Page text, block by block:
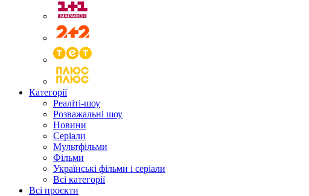
Категорії
Реаліті-шоу
Розважальні шоу
Новини
Серіали
Мультфільми
Фільми
Українські фільми і серіали
Всі категорії
Всі проєкти